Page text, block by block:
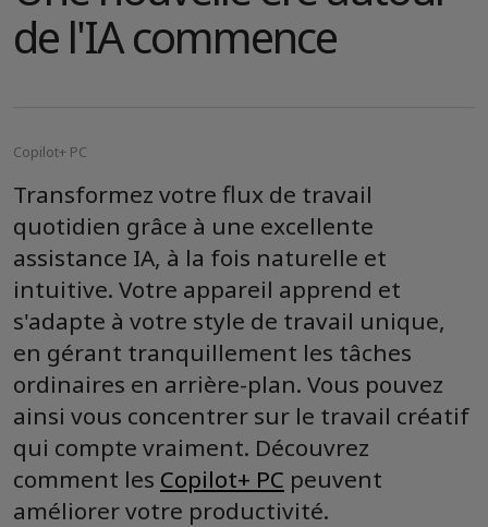
de l'IA commence
Copilot+ PC
Transformez votre flux de travail
quotidien grâce à une excellente
assistance IA, à la fois naturelle et
intuitive. Votre appareil apprend et
s'adapte à votre style de travail unique,
en gérant tranquillement les tâches
ordinaires en arrière-plan. Vous pouvez
ainsi vous concentrer sur le travail créatif
qui compte vraiment. Découvrez
comment les Copilot+ PC peuvent
améliorer votre productivité.